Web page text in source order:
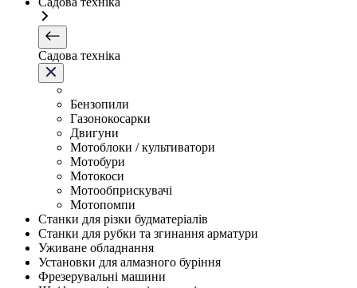
Садова техніка
Бензопили
Газонокосарки
Двигуни
Мотоблоки / культиватори
Мотобури
Мотокоси
Мотообприскувачі
Мотопомпи
Станки для різки будматеріалів
Станки для рубки та згинання арматури
Уживане обладнання
Установки для алмазного буріння
Фрезерувальні машини